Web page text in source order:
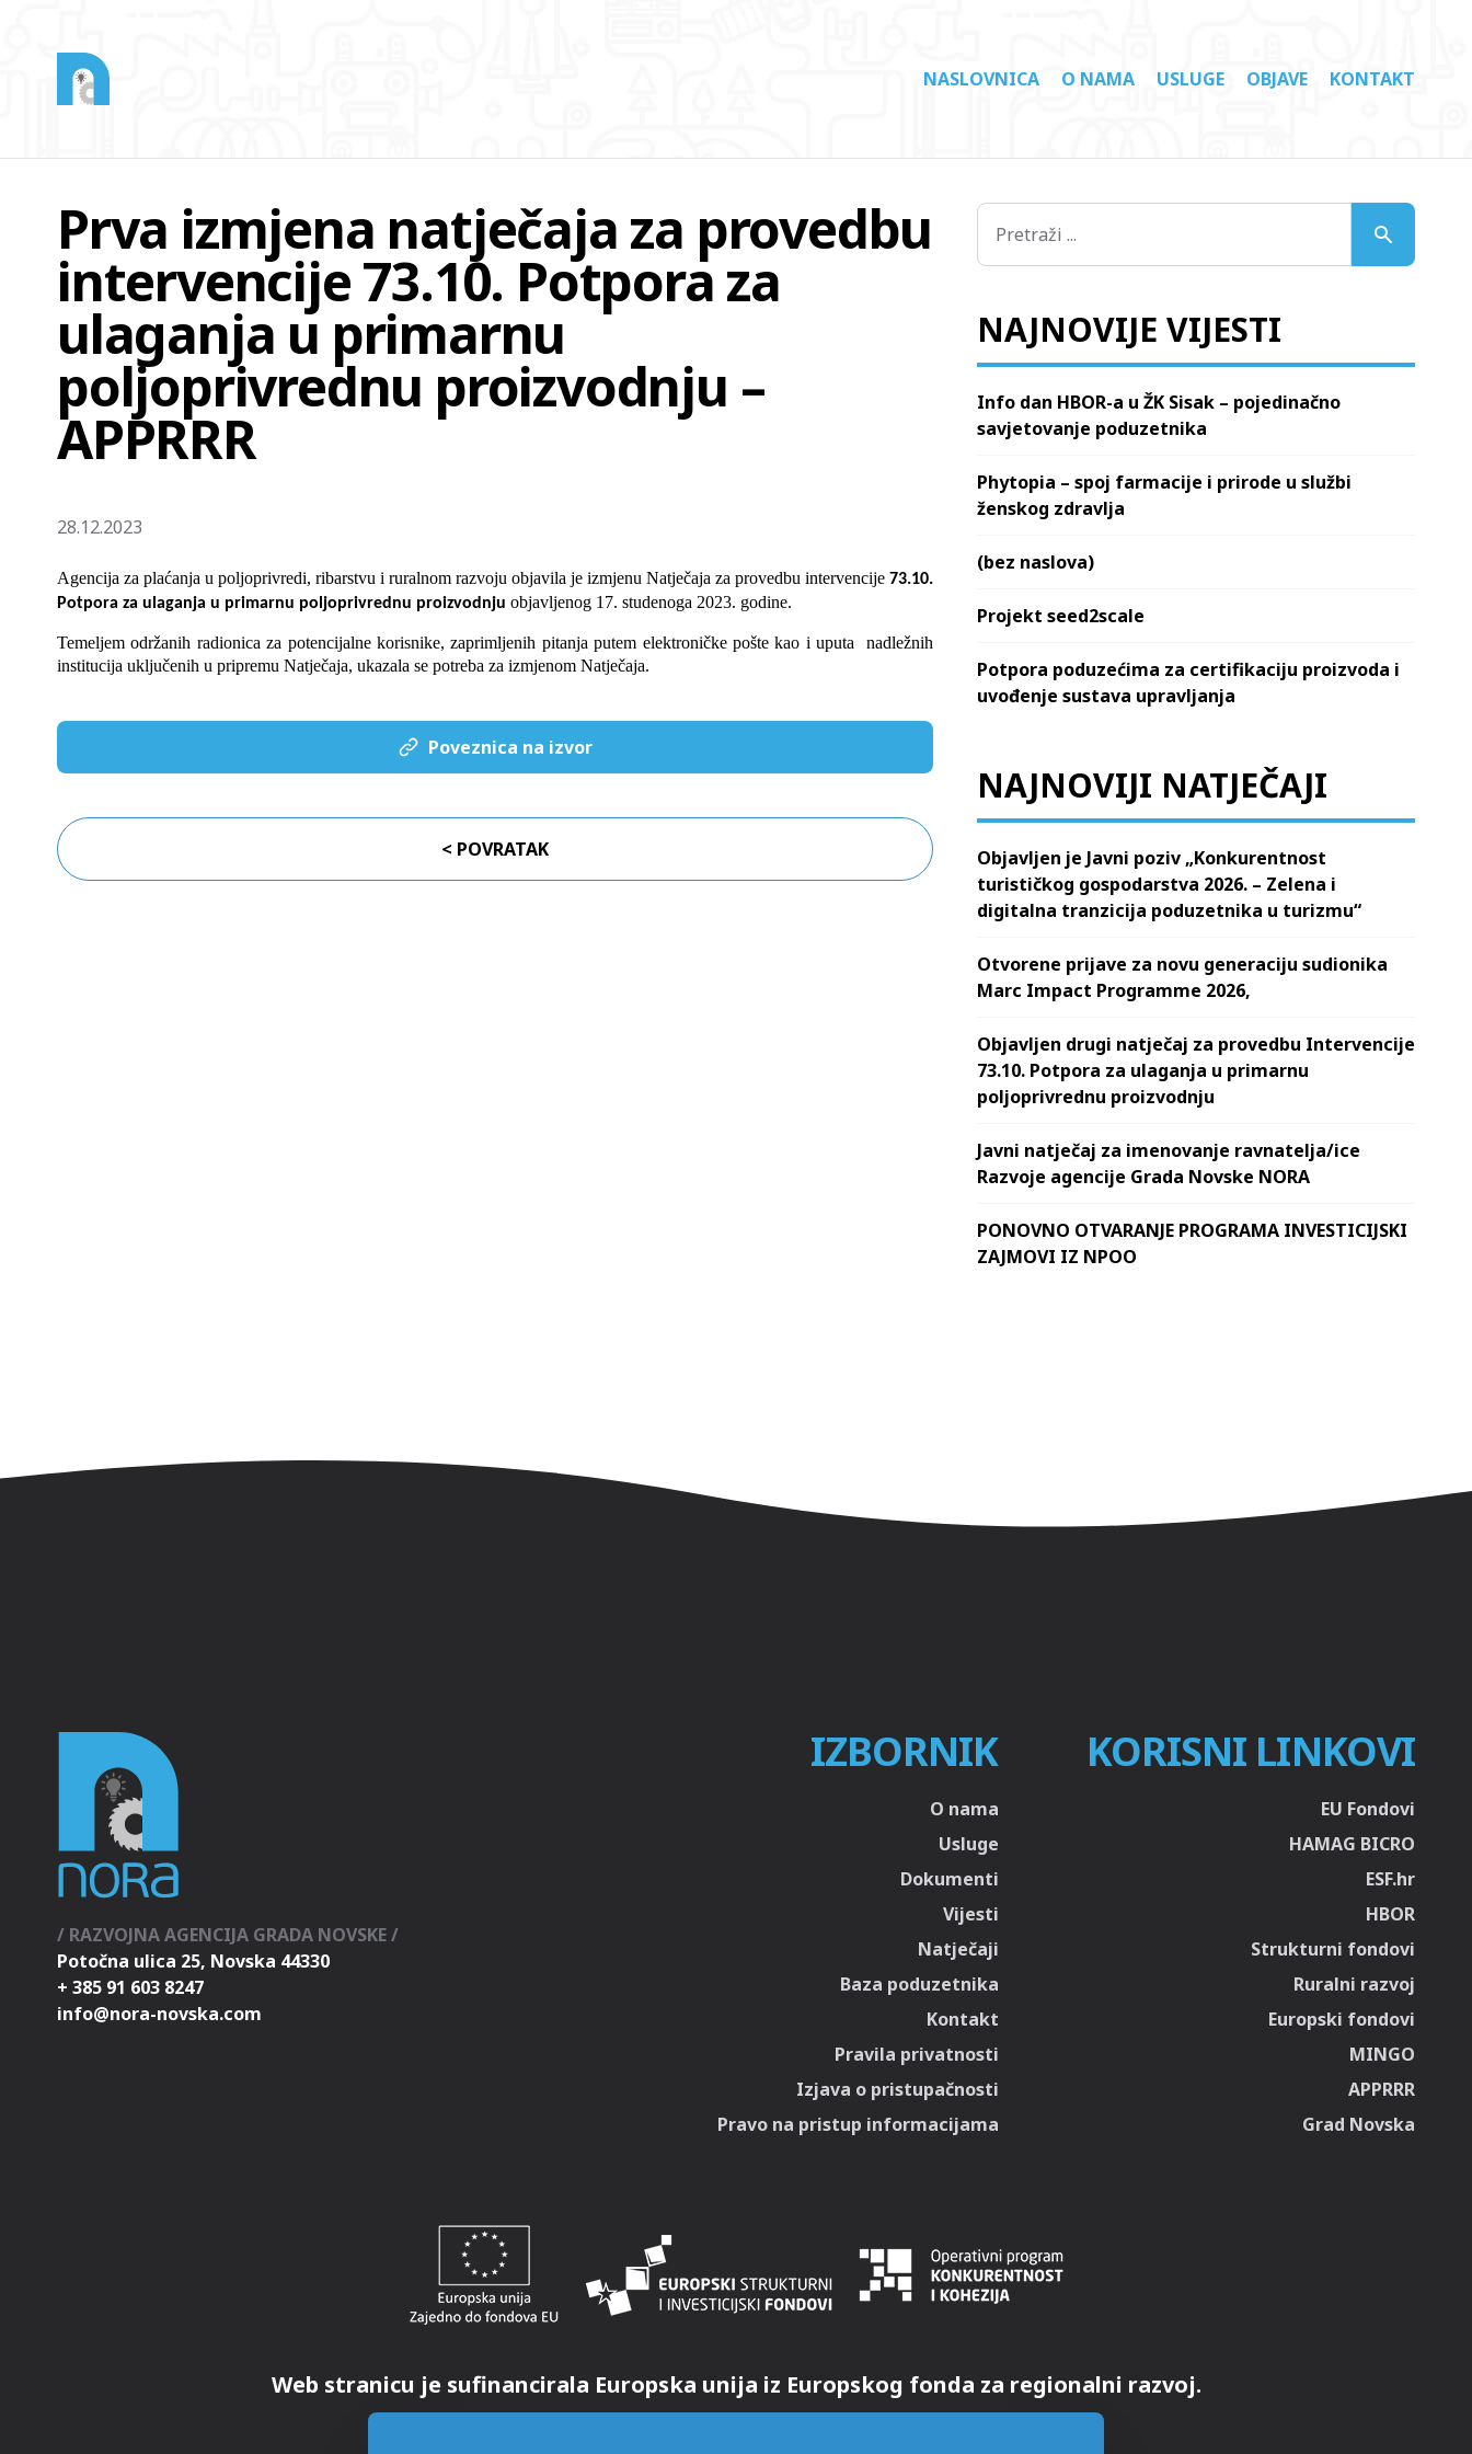
NASLOVNICA O NAMA USLUGE OBJAVE KONTAKT
Prva izmjena natječaja za provedbu
intervencije 73.10. Potpora za
ulaganja u primarnu
poljoprivrednu proizvodnju –
APPRRR
28.12.2023
Agencija za plaćanja u poljoprivredi, ribarstvu i ruralnom razvoju objavila je izmjenu Natječaja za provedbu intervencije 73.10.
Potpora za ulaganja u primarnu poljoprivrednu proizvodnju objavljenog 17. studenoga 2023. godine.
Temeljem održanih radionica za potencijalne korisnike, zaprimljenih pitanja putem elektroničke pošte kao i uputa nadležnih
institucija uključenih u pripremu Natječaja, ukazala se potreba za izmjenom Natječaja.
Poveznica na izvor
< POVRATAK
NAJNOVIJE VIJESTI
Info dan HBOR-a u ŽK Sisak – pojedinačno
savjetovanje poduzetnika
Phytopia – spoj farmacije i prirode u službi
ženskog zdravlja
(bez naslova)
Projekt seed2scale
Potpora poduzećima za certifikaciju proizvoda i
uvođenje sustava upravljanja
NAJNOVIJI NATJEČAJI
Objavljen je Javni poziv „Konkurentnost
turističkog gospodarstva 2026. – Zelena i
digitalna tranzicija poduzetnika u turizmu“
Otvorene prijave za novu generaciju sudionika
Marc Impact Programme 2026,
Objavljen drugi natječaj za provedbu Intervencije
73.10. Potpora za ulaganja u primarnu
poljoprivrednu proizvodnju
Javni natječaj za imenovanje ravnatelja/ice
Razvoje agencije Grada Novske NORA
PONOVNO OTVARANJE PROGRAMA INVESTICIJSKI
ZAJMOVI IZ NPOO
/ RAZVOJNA AGENCIJA GRADA NOVSKE /
Potočna ulica 25, Novska 44330
+ 385 91 603 8247
IZBORNIK
O nama
Usluge
Dokumenti
Vijesti
Natječaji
Baza poduzetnika
Kontakt
Pravila privatnosti
Izjava o pristupačnosti
Pravo na pristup informacijama
KORISNI LINKOVI
EU Fondovi
HAMAG BICRO
ESF.hr
HBOR
Strukturni fondovi
Ruralni razvoj
Europski fondovi
MINGO
APPRRR
Grad Novska
Web stranicu je sufinancirala Europska unija iz Europskog fonda za regionalni razvoj.